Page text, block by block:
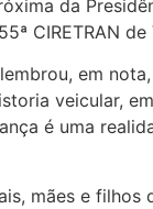
da
CIRETRAN de
em
veicular,
é uma
mães e filhos